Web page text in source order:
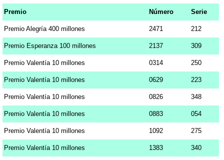
Premio Número Serie
Premio Alegría 400 millones 2471 212
Premio Esperanza 100 millones 2137 309
Premio Valentía 10 millones 0314 250
Premio Valentía 10 millones 0629 223
Premio Valentía 10 millones 0826 348
Premio Valentía 10 millones 0883 054
Premio Valentía 10 millones 1092 275
Premio Valentía 10 millones 1383 340